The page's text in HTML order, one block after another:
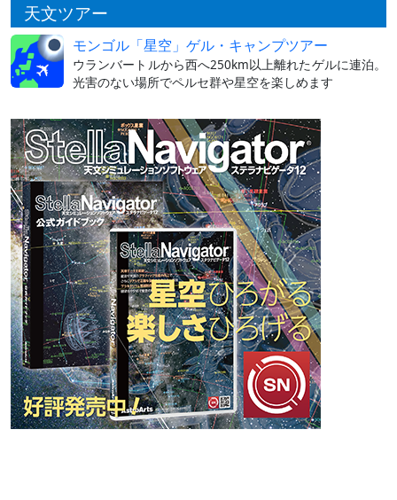
天文ツアー
モンゴル「星空」ゲル・キャンプツアー
ウランバートルから西へ250km以上離れたゲルに連泊。
光害のない場所でペルセ群や星空を楽しめます